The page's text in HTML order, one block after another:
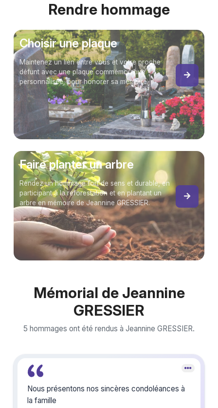
Rendre hommage
Choisir une plaque
Maintenez un lien entre vous et votre proche
défunt avec une plaque commémorative
personnalisée, pour honorer sa mémoire.
Faire planter un arbre
Rendez un hommage fort de sens et durable, en
participant à la reforestation et en plantant un
arbre en mémoire de Jeannine GRESSIER.
Mémorial de Jeannine
GRESSIER
5 hommages ont été rendus à Jeannine GRESSIER.
Nous présentons nos sincères condoléances à
la famille